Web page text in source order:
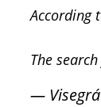
According
The
—